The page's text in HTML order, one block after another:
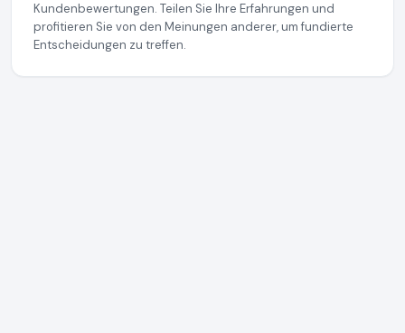
Kundenbewertungen. Teilen Sie Ihre Erfahrungen und
profitieren Sie von den Meinungen anderer, um fundierte
Entscheidungen zu treffen.